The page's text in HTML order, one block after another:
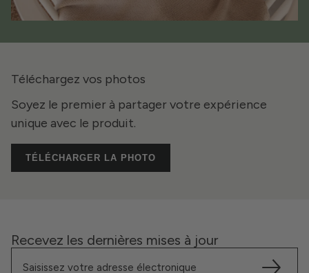
Téléchargez vos photos
Soyez le premier à partager votre expérience
unique avec le produit.
TÉLÉCHARGER LA PHOTO
Recevez les dernières mises à jour